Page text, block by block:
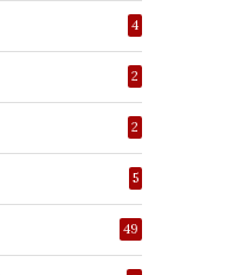
4
2
2
5
49